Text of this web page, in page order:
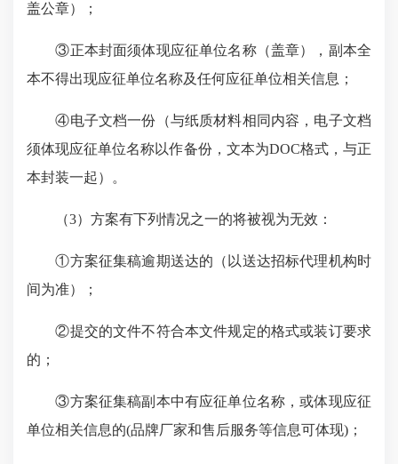
盖公章）；
③正本封面须体现应征单位名称（盖章），副本全
本不得出现应征单位名称及任何应征单位相关信息；
④电子文档一份（与纸质材料相同内容，电子文档
须体现应征单位名称以作备份，文本为DOC格式，与正
本封装一起）。
（3）方案有下列情况之一的将被视为无效：
①方案征集稿逾期送达的（以送达招标代理机构时
间为准）；
②提交的文件不符合本文件规定的格式或装订要求
的；
③方案征集稿副本中有应征单位名称，或体现应征
单位相关信息的(品牌厂家和售后服务等信息可体现)；